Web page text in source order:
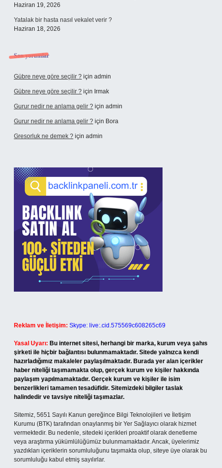
Haziran 19, 2026
Yatalak bir hasta nasıl vekalet verir ?
Haziran 18, 2026
Son yorumlar
Gübre neye göre seçilir ? için admin
Gübre neye göre seçilir ? için Irmak
Gurur nedir ne anlama gelir ? için admin
Gurur nedir ne anlama gelir ? için Bora
Gresorluk ne demek ? için admin
Reklam ve İletişim: Skype: live:.cid.575569c608265c69
Yasal Uyarı: Bu internet sitesi, herhangi bir marka, kurum veya şahıs
şirketi ile hiçbir bağlantısı bulunmamaktadır. Sitede yalnızca kendi
hazırladığımız makaleler paylaşılmaktadır. Burada yer alan içerikler
haber niteliği taşımamakta olup, gerçek kurum ve kişiler hakkında
paylaşım yapılmamaktadır. Gerçek kurum ve kişiler ile isim
benzerlikleri tamamen tesadüfidir. Sitemizdeki bilgiler taslak
halindedir ve tavsiye niteliği taşımazlar.
Sitemiz, 5651 Sayılı Kanun gereğince Bilgi Teknolojileri ve İletişim
Kurumu (BTK) tarafından onaylanmış bir Yer Sağlayıcı olarak hizmet
vermektedir. Bu nedenle, sitedeki içerikleri proaktif olarak denetleme
veya araştırma yükümlülüğümüz bulunmamaktadır. Ancak, üyelerimiz
yazdıkları içeriklerin sorumluluğunu taşımakta olup, siteye üye olarak bu
sorumluluğu kabul etmiş sayılırlar.